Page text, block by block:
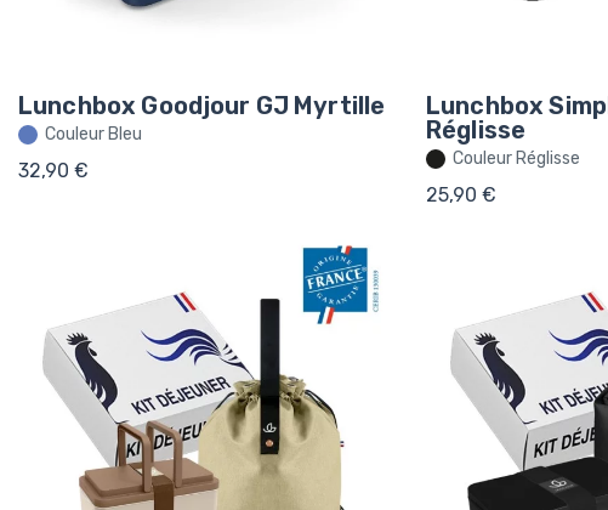
Lunchbox Goodjour GJ Myrtille
Couleur Bleu
32,90 €
Lunchbox
Réglisse
Couleur Réglisse
25,90 €